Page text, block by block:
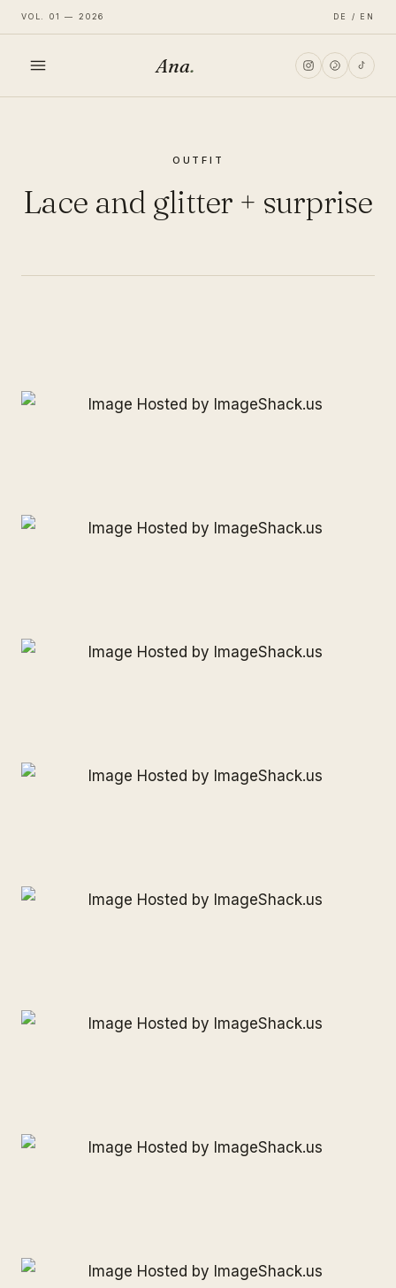
VOL. 01 — 2026 DE / EN
Ana.
OUTFIT
Lace and glitter + surprise